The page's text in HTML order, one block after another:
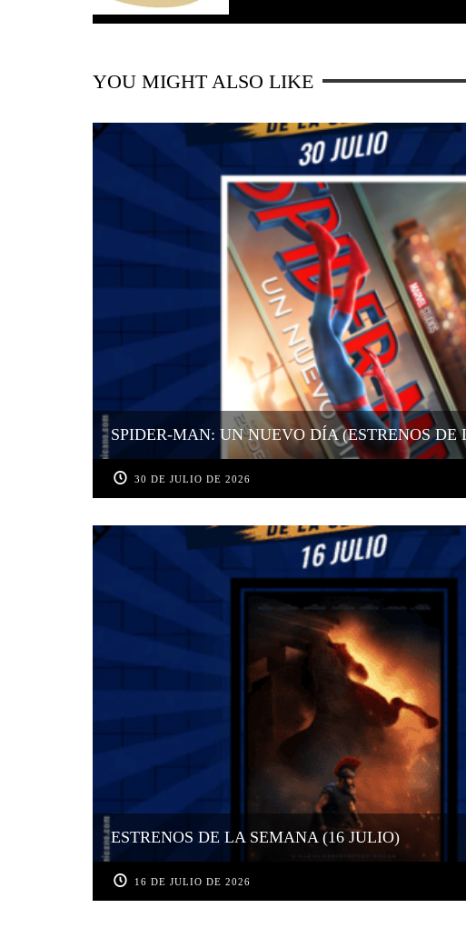
YOU MIGHT ALSO LIKE
SPIDER-MAN: UN NUEVO DÍA (ESTRENOS DE
30 DE JULIO DE 2026
ESTRENOS DE LA SEMANA (16 JULIO)
16 DE JULIO DE 2026